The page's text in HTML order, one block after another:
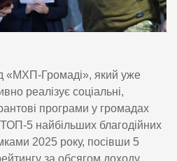
«МХП-Громаді», який уже
реалізує соціальні,
програми у громадах
5 найбільших благодійних
2025 року, посівши 5
за обсягом доходу.